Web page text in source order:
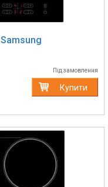
Під замовлення
Купити